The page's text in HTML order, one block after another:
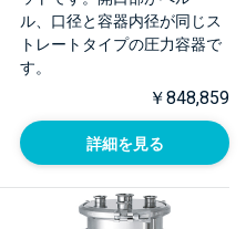
ル、口径と容器内径が同じス
トレートタイプの圧力容器で
す。
￥848,859
詳細を見る